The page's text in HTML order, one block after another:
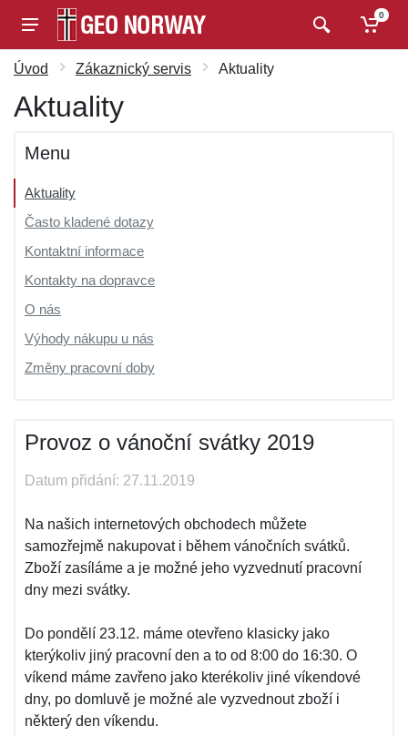
0
Úvod Zákaznický servis Aktuality
Aktuality
Menu
Aktuality
Často kladené dotazy
Kontaktní informace
Kontakty na dopravce
O nás
Výhody nákupu u nás
Změny pracovní doby
Provoz o vánoční svátky 2019
Datum přidání: 27.11.2019
Na našich internetových obchodech můžete
samozřejmě nakupovat i během vánočních svátků.
Zboží zasíláme a je možné jeho vyzvednutí pracovní
dny mezi svátky.
Do pondělí 23.12. máme otevřeno klasicky jako
kterýkoliv jiný pracovní den a to od 8:00 do 16:30. O
víkend máme zavřeno jako kterékoliv jiné víkendové
dny, po domluvě je možné ale vyzvednout zboží i
některý den víkendu.